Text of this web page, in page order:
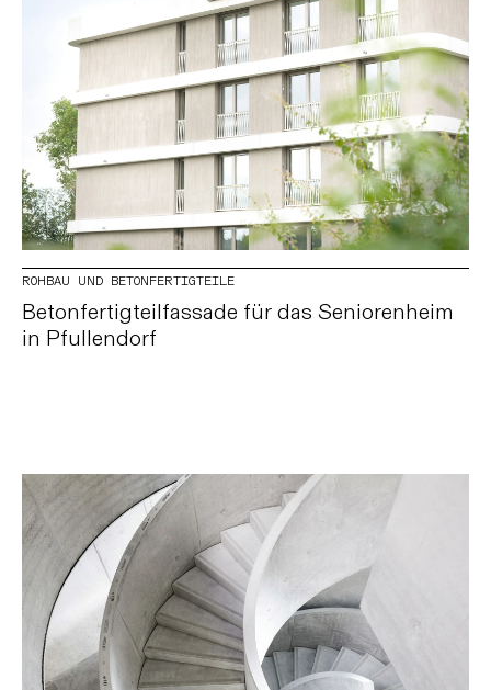
ROHBAU UND BETONFERTIGTEILE
Betonfertigteilfassade für das Seniorenheim
in Pfullendorf